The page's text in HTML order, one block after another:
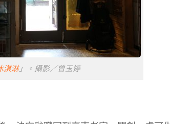
淇淋」。攝影／曾玉婷